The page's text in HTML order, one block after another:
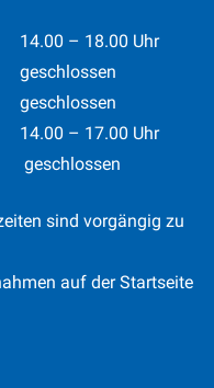
14.00 – 18.00 Uhr
geschlossen
geschlossen
14.00 – 17.00 Uhr
geschlossen
sind vorgängig zu
auf der Startseite